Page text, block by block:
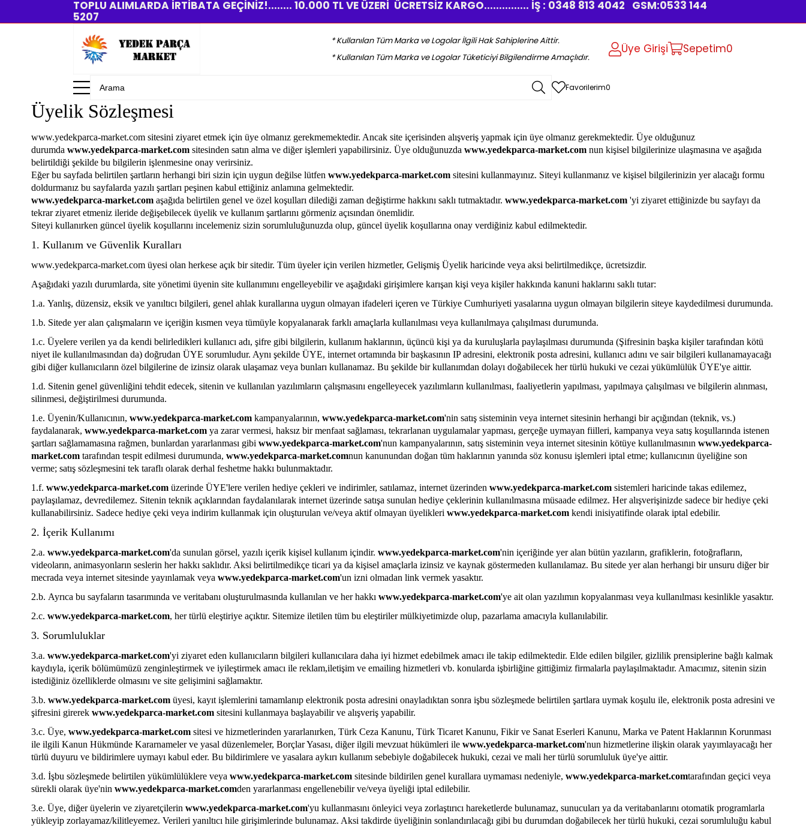
TOPLU ALIMLARDA İRTİBATA GEÇİNİZ!........ 10.000 TL VE ÜZERİ ÜCRETSİZ KARGO............... İŞ : 0348 813 4042 GSM:0533 144
5207
* Kullanılan Tüm Marka ve Logolar İlgili Hak Sahiplerine Aittir.
* Kullanılan Tüm Marka ve Logolar Tüketiciyi Bilgilendirme Amaçlıdır.
Üye Girişi Sepetim0
Favorilerim0
Üyelik Sözleşmesi
www.yedekparca-market.com sitesini ziyaret etmek için üye olmanız gerekmemektedir. Ancak site içerisinden alışveriş yapmak için üye olmanız gerekmektedir. Üye olduğunuz
durumda www.yedekparca-market.com sitesinden satın alma ve diğer işlemleri yapabilirsiniz. Üye olduğunuzda www.yedekparca-market.com nun kişisel bilgilerinize ulaşmasına ve aşağıda
belirtildiği şekilde bu bilgilerin işlenmesine onay verirsiniz.
Eğer bu sayfada belirtilen şartların herhangi biri sizin için uygun değilse lütfen www.yedekparca-market.com sitesini kullanmayınız. Siteyi kullanmanız ve kişisel bilgilerinizin yer alacağı formu
doldurmanız bu sayfalarda yazılı şartları peşinen kabul ettiğiniz anlamına gelmektedir.
www.yedekparca-market.com aşağıda belirtilen genel ve özel koşulları dilediği zaman değiştirme hakkını saklı tutmaktadır. www.yedekparca-market.com 'yi ziyaret ettiğinizde bu sayfayı da
tekrar ziyaret etmeniz ileride değişebilecek üyelik ve kullanım şartlarını görmeniz açısından önemlidir.
Siteyi kullanırken güncel üyelik koşullarını incelemeniz sizin sorumluluğunuzda olup, güncel üyelik koşullarına onay verdiğiniz kabul edilmektedir.
1. Kullanım ve Güvenlik Kuralları
www.yedekparca-market.com üyesi olan herkese açık bir sitedir. Tüm üyeler için verilen hizmetler, Gelişmiş Üyelik haricinde veya aksi belirtilmedikçe, ücretsizdir.
Aşağıdaki yazılı durumlarda, site yönetimi üyenin site kullanımını engelleyebilir ve aşağıdaki girişimlere karışan kişi veya kişiler hakkında kanuni haklarını saklı tutar:
1.a. Yanlış, düzensiz, eksik ve yanıltıcı bilgileri, genel ahlak kurallarına uygun olmayan ifadeleri içeren ve Türkiye Cumhuriyeti yasalarına uygun olmayan bilgilerin siteye kaydedilmesi durumunda.
1.b. Sitede yer alan çalışmaların ve içeriğin kısmen veya tümüyle kopyalanarak farklı amaçlarla kullanılması veya kullanılmaya çalışılması durumunda.
1.c. Üyelere verilen ya da kendi belirledikleri kullanıcı adı, şifre gibi bilgilerin, kullanım haklarının, üçüncü kişi ya da kuruluşlarla paylaşılması durumunda (Şifresinin başka kişiler tarafından kötü
niyet ile kullanılmasından da) doğrudan ÜYE sorumludur. Aynı şekilde ÜYE, internet ortamında bir başkasının IP adresini, elektronik posta adresini, kullanıcı adını ve sair bilgileri kullanamayacağı
gibi diğer kullanıcıların özel bilgilerine de izinsiz olarak ulaşamaz veya bunları kullanamaz. Bu şekilde bir kullanımdan dolayı doğabilecek her türlü hukuki ve cezai yükümlülük ÜYE'ye aittir.
1.d. Sitenin genel güvenliğini tehdit edecek, sitenin ve kullanılan yazılımların çalışmasını engelleyecek yazılımların kullanılması, faaliyetlerin yapılması, yapılmaya çalışılması ve bilgilerin alınması,
silinmesi, değiştirilmesi durumunda.
1.e. Üyenin/Kullanıcının, www.yedekparca-market.com kampanyalarının, www.yedekparca-market.com'nin satış sisteminin veya internet sitesinin herhangi bir açığından (teknik, vs.)
faydalanarak, www.yedekparca-market.com ya zarar vermesi, haksız bir menfaat sağlaması, tekrarlanan uygulamalar yapması, gerçeğe uymayan fiilleri, kampanya veya satış koşullarında istenen
şartları sağlamamasına rağmen, bunlardan yararlanması gibi www.yedekparca-market.com'nun kampanyalarının, satış sisteminin veya internet sitesinin kötüye kullanılmasının www.yedekparca-
market.com tarafından tespit edilmesi durumunda, www.yedekparca-market.comnun kanunundan doğan tüm haklarının yanında söz konusu işlemleri iptal etme; kullanıcının üyeliğine son
verme; satış sözleşmesini tek taraflı olarak derhal feshetme hakkı bulunmaktadır.
1.f. www.yedekparca-market.com üzerinde ÜYE'lere verilen hediye çekleri ve indirimler, satılamaz, internet üzerinden www.yedekparca-market.com sistemleri haricinde takas edilemez,
paylaşılamaz, devredilemez. Sitenin teknik açıklarından faydalanılarak internet üzerinde satışa sunulan hediye çeklerinin kullanılmasına müsaade edilmez. Her alışverişinizde sadece bir hediye çeki
kullanabilirsiniz. Sadece hediye çeki veya indirim kullanmak için oluşturulan ve/veya aktif olmayan üyelikleri www.yedekparca-market.com kendi inisiyatifinde olarak iptal edebilir.
2. İçerik Kullanımı
2.a. www.yedekparca-market.com'da sunulan görsel, yazılı içerik kişisel kullanım içindir. www.yedekparca-market.com'nin içeriğinde yer alan bütün yazıların, grafiklerin, fotoğrafların,
videoların, animasyonların seslerin her hakkı saklıdır. Aksi belirtilmedikçe ticari ya da kişisel amaçlarla izinsiz ve kaynak göstermeden kullanılamaz. Bu sitede yer alan herhangi bir unsuru diğer bir
mecrada veya internet sitesinde yayınlamak veya www.yedekparca-market.com'un izni olmadan link vermek yasaktır.
2.b. Ayrıca bu sayfaların tasarımında ve veritabanı oluşturulmasında kullanılan ve her hakkı www.yedekparca-market.com'ye ait olan yazılımın kopyalanması veya kullanılması kesinlikle yasaktır.
2.c. www.yedekparca-market.com, her türlü eleştiriye açıktır. Sitemize iletilen tüm bu eleştiriler mülkiyetimizde olup, pazarlama amacıyla kullanılabilir.
3. Sorumluluklar
3.a. www.yedekparca-market.com'yi ziyaret eden kullanıcıların bilgileri kullanıcılara daha iyi hizmet edebilmek amacı ile takip edilmektedir. Elde edilen bilgiler, gizlilik prensiplerine bağlı kalmak
kaydıyla, içerik bölümümüzü zenginleştirmek ve iyileştirmek amacı ile reklam,iletişim ve emailing hizmetleri vb. konularda işbirliğine gittiğimiz firmalarla paylaşılmaktadır. Amacımız, sitenin sizin
istediğiniz özelliklerde olmasını ve site gelişimini sağlamaktır.
3.b. www.yedekparca-market.com üyesi, kayıt işlemlerini tamamlanıp elektronik posta adresini onayladıktan sonra işbu sözleşmede belirtilen şartlara uymak koşulu ile, elektronik posta adresini ve
şifresini girerek www.yedekparca-market.com sitesini kullanmaya başlayabilir ve alışveriş yapabilir.
3.c. Üye, www.yedekparca-market.com sitesi ve hizmetlerinden yararlanırken, Türk Ceza Kanunu, Türk Ticaret Kanunu, Fikir ve Sanat Eserleri Kanunu, Marka ve Patent Haklarının Korunması
ile ilgili Kanun Hükmünde Kararnameler ve yasal düzenlemeler, Borçlar Yasası, diğer ilgili mevzuat hükümleri ile www.yedekparca-market.com'nun hizmetlerine ilişkin olarak yayımlayacağı her
türlü duyuru ve bildirimlere uymayı kabul eder. Bu bildirimlere ve yasalara aykırı kullanım sebebiyle doğabilecek hukuki, cezai ve mali her türlü sorumluluk üye'ye aittir.
3.d. İşbu sözleşmede belirtilen yükümlülüklere veya www.yedekparca-market.com sitesinde bildirilen genel kurallara uymaması nedeniyle, www.yedekparca-market.comtarafından geçici veya
sürekli olarak üye'nin www.yedekparca-market.comden yararlanması engellenebilir ve/veya üyeliği iptal edilebilir.
3.e. Üye, diğer üyelerin ve ziyaretçilerin www.yedekparca-market.com'yu kullanmasını önleyici veya zorlaştırıcı hareketlerde bulunamaz, sunucuları ya da veritabanlarını otomatik programlarla
yükleyip zorlayamaz/kilitleyemez. Verileri yanıltıcı hile girişimlerinde bulunamaz. Aksi takdirde üyeliğinin sonlandırılacağı gibi bu durumdan doğabilecek her türlü hukuki, cezai sorumluluğu kabul